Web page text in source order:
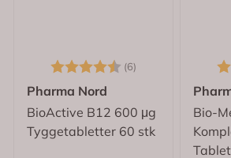
Karakter: (6)
4.5 av 5 mulige
Pharma Nord
BioActive B12 600 μg
Tyggetabletter 60 stk
Bio-